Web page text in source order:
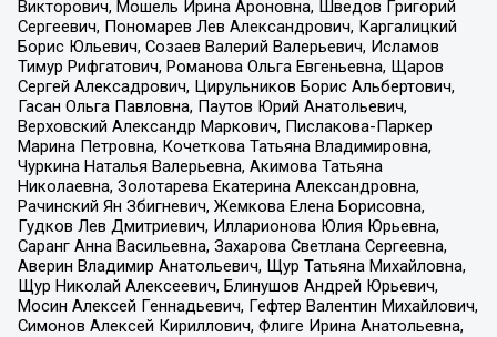
Викторович, Мошель Ирина Ароновна, Шведов Григорий
Сергеевич, Пономарев Лев Александрович, Каргалицкий
Борис Юльевич, Созаев Валерий Валерьевич, Исламов
Тимур Рифгатович, Романова Ольга Евгеньевна, Щаров
Сергей Алексадрович, Цирульников Борис Альбертович,
Гасан Ольга Павловна, Паутов Юрий Анатольевич,
Верховский Александр Маркович, Пислакова-Паркер
Марина Петровна, Кочеткова Татьяна Владимировна,
Чуркина Наталья Валерьевна, Акимова Татьяна
Николаевна, Золотарева Екатерина Александровна,
Рачинский Ян Збигневич, Жемкова Елена Борисовна,
Гудков Лев Дмитриевич, Илларионова Юлия Юрьевна,
Саранг Анна Васильевна, Захарова Светлана Сергеевна,
Аверин Владимир Анатольевич, Щур Татьяна Михайловна,
Щур Николай Алексеевич, Блинушов Андрей Юрьевич,
Мосин Алексей Геннадьевич, Гефтер Валентин Михайлович,
Симонов Алексей Кириллович, Флиге Ирина Анатольевна,